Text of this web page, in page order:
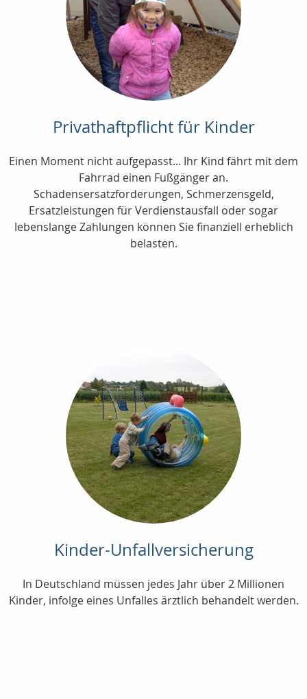
Privathaftpflicht für Kinder
Einen Moment nicht aufgepasst... Ihr Kind fährt mit dem
Fahrrad einen Fußgänger an.
Schadensersatzforderungen, Schmerzensgeld,
Ersatzleistungen für Verdienstausfall oder sogar
lebenslange Zahlungen können Sie finanziell erheblich
belasten.
Kinder-Unfallversicherung
In Deutschland müssen jedes Jahr über 2 Millionen
Kinder, infolge eines Unfalles ärztlich behandelt werden.